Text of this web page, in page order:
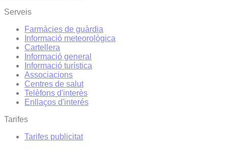
Serveis
Farmàcies de guàrdia
Informació meteorològica
Cartellera
Informació general
Informació turística
Associacions
Centres de salut
Telèfons d'interès
Enllaços d'interés
Tarifes
Tarifes publicitat